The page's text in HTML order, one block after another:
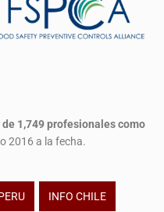
1,749 profesionalescomo
2016 a la fecha.
INFO CHILE